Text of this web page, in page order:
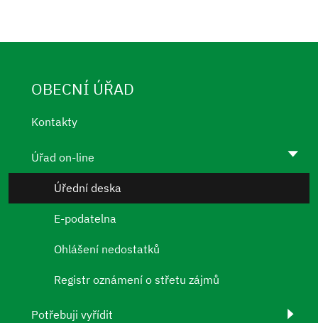
OBECNÍ ÚŘAD
Kontakty
Úřad on-line
Úřední deska
E-podatelna
Ohlášení nedostatků
Registr oznámení o střetu zájmů
Potřebuji vyřídit